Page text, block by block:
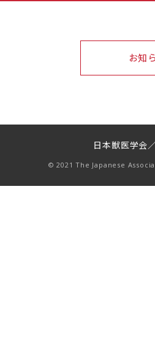
お知
日本獣医学会
© 2021 The Japanese